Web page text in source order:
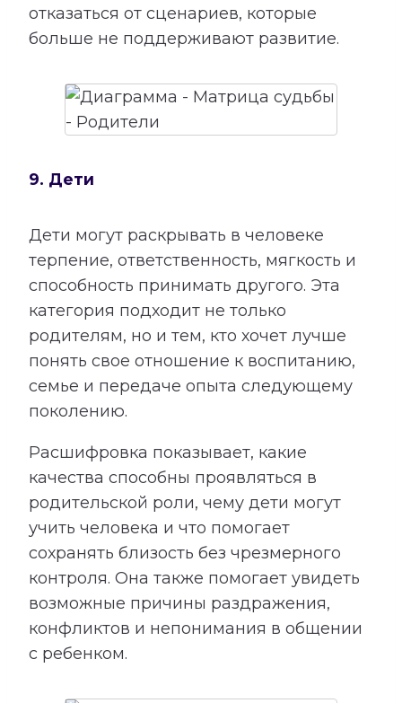
отказаться от сценариев, которые
больше не поддерживают развитие.
9. Дети
Дети могут раскрывать в человеке
терпение, ответственность, мягкость и
способность принимать другого. Эта
категория подходит не только
родителям, но и тем, кто хочет лучше
понять свое отношение к воспитанию,
семье и передаче опыта следующему
поколению.
Расшифровка показывает, какие
качества способны проявляться в
родительской роли, чему дети могут
учить человека и что помогает
сохранять близость без чрезмерного
контроля. Она также помогает увидеть
возможные причины раздражения,
конфликтов и непонимания в общении
с ребенком.